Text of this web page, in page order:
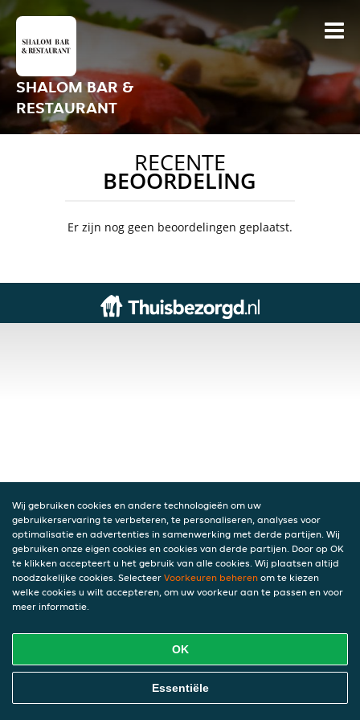
SHALOM BAR &
RESTAURANT
RECENTE
BEOORDELING
Er zijn nog geen beoordelingen geplaatst.
Wij gebruiken cookies en andere technologieën om uw
gebruikerservaring te verbeteren, te personaliseren, analyses voor
optimalisatie en advertenties in samenwerking met derde partijen. Wij
gebruiken onze eigen cookies en cookies van derde partijen. Door op OK
te klikken accepteert u het gebruik van alle cookies. Wij plaatsen altijd
noodzakelijke cookies. Selecteer Voorkeuren beheren om te kiezen
welke cookies u wilt accepteren, om uw voorkeur aan te passen en voor
meer informatie.
OK
Essentiële